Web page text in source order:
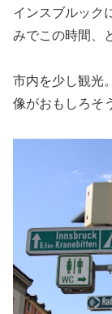
インスブルック
みでこの時間、
市内を少し観光
像がおもしろそ